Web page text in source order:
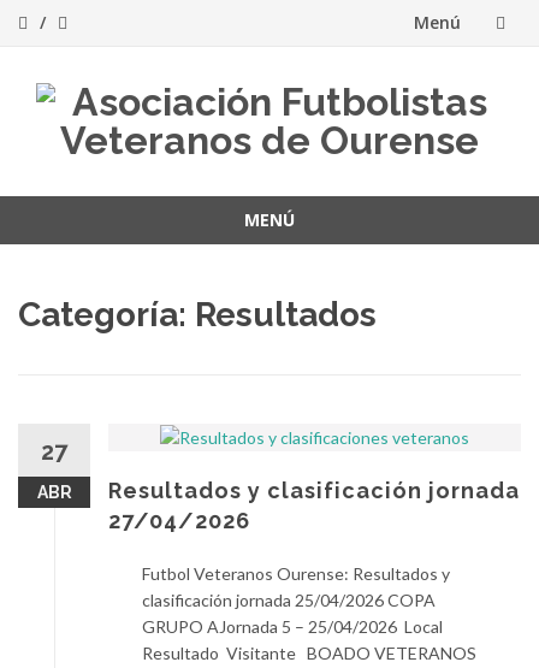
Menú
contenido
MENÚ
contenido
Categoría: Resultados
27
ABR
Resultados y clasificación jornada
27/04/2026
Futbol Veteranos Ourense: Resultados y
clasificación jornada 25/04/2026 COPA
GRUPO AJornada 5 – 25/04/2026 Local
Resultado Visitante BOADO VETERANOS